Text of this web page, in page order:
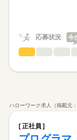
男女の割合SE・
た 汎用系・オ
界は様々！》
沿った業務を
テム（汎用機・
け保守 環境：
応募状況 今
男女の割合
【仕事内容】
ハローワーク求人（掲載元
正社員